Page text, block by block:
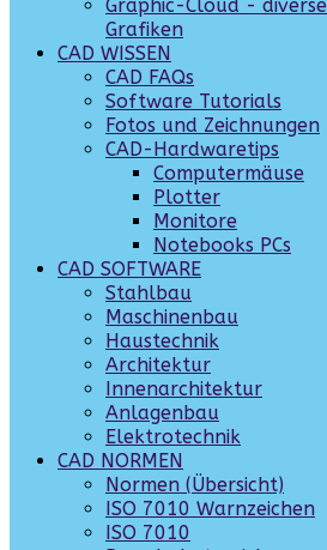
Graphic-Cloud - diverse
Grafiken
CAD WISSEN
CAD FAQs
Software Tutorials
Fotos und Zeichnungen
CAD-Hardwaretips
Computermäuse
Plotter
Monitore
Notebooks PCs
CAD SOFTWARE
Stahlbau
Maschinenbau
Haustechnik
Architektur
Innenarchitektur
Anlagenbau
Elektrotechnik
CAD NORMEN
Normen (Übersicht)
ISO 7010 Warnzeichen
ISO 7010